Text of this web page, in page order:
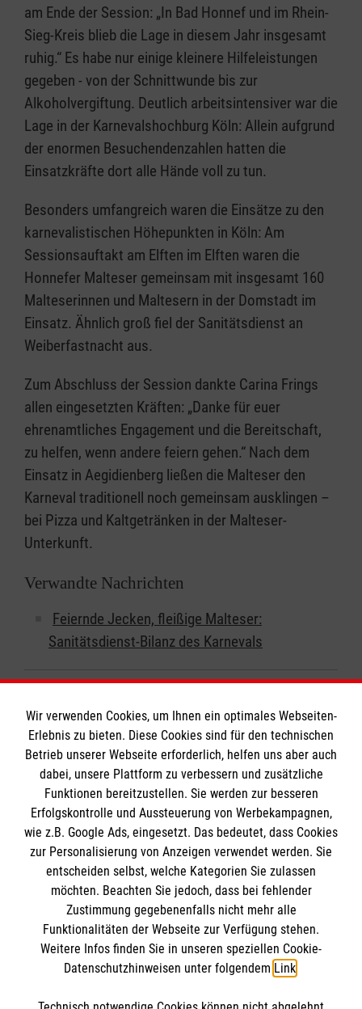
am Ende der Session: „In Bad Honnef und im Rhein-
Sieg-Kreis blieb die Lage in diesem Jahr insgesamt
ruhig.“ Es habe nur einige kleinere Hilfeleistungen
gegeben - von der Schnittwunde bis zur
Alkoholvergiftung. Deutlich arbeitsintensiver war die
Lage in der Karnevalshochburg Köln: Allein aufgrund
der enormen Besuchendenzahlen hatten die
Einsatzkräfte dort alle Hände voll zu tun.
Besonders umfangreich waren die Einsätze zu den
karnevalistischen Höhepunkten in Köln: Am
Sessionsauftakt am Elften im Elften waren die
Honnefer Malteser gemeinsam mit insgesamt 160
Malteserinnen und Maltesern in der Domstadt im
Einsatz. Ähnlich groß fiel der Sanitätsdienst an
Weiberfastnacht aus.
Zum Abschluss der Session dankte Carina Frings
allen eingesetzten Kräften: „Danke für euer
ehrenamtliches Engagement und die Bereitschaft,
zu helfen, wenn andere feiern gehen.“ Nach dem
Einsatz in Aegidienberg ließen die Malteser den
Karneval traditionell noch gemeinsam ausklingen –
bei Pizza und Kaltgetränken in der Malteser-
Unterkunft.
Verwandte Nachrichten
Feiernde Jecken, fleißige Malteser:
Sanitätsdienst-Bilanz des Karnevals
Informationen
Impressum
Ansprechpersonen
Datenschutz
Barrierefreiheit
Die Malteser
Malteser in Deutschland
Spendenkonto
Wir verwenden Cookies, um Ihnen ein optimales Webseiten-
Erlebnis zu bieten. Diese Cookies sind für den technischen
Betrieb unserer Webseite erforderlich, helfen uns aber auch
dabei, unsere Plattform zu verbessern und zusätzliche
Funktionen bereitzustellen. Sie werden zur besseren
Erfolgskontrolle und Aussteuerung von Werbekampagnen,
wie z.B. Google Ads, eingesetzt. Das bedeutet, dass Cookies
zur Personalisierung von Anzeigen verwendet werden. Sie
entscheiden selbst, welche Kategorien Sie zulassen
möchten. Beachten Sie jedoch, dass bei fehlender
Zustimmung gegebenenfalls nicht mehr alle
Funktionalitäten der Webseite zur Verfügung stehen.
Weitere Infos finden Sie in unseren speziellen Cookie-
Datenschutzhinweisen unter folgendem Link.